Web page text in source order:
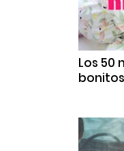
Los 50